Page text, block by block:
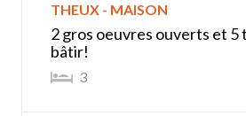
THEUX - MAISON
2 gros oeuvres ouverts et 5
bâtir!
3